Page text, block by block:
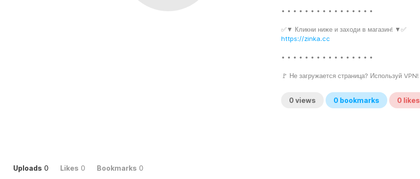
• • • • • • • • • • • • • • • •
✅▼ Кликни ниже и заходи в магазин! ▼✅
https://zinka.cc
• • • • • • • • • • • • • • • •
🚩 Не загружается страница? Используй VPN!
0 views 0bookmarks 0 likes
Uploads 0 Likes 0 Bookmarks 0